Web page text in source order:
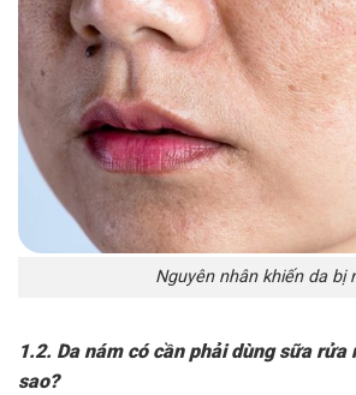
Nguyên nhân khiến da bị
1.2. Da nám có cần phải dùng sữa
sao?